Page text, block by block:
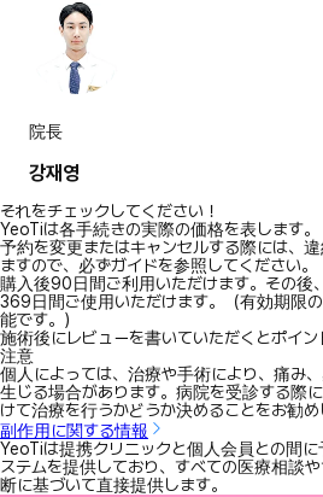
院長
강재영
それをチェックしてください！
YeoTiは各手続きの実際の価格を表します。
予約を変更またはキャンセルする際には、
ますので、必ずガイドを参照してください。
購入後90日間ご利用いただけます。その後
369日間ご使用いただけます。（有効期限
能です。）
施術後にレビューを書いていただくとポイン
注意
個人によっては、治療や手術により、痛み
生じる場合があります。病院を受診する際
けて治療を行うかどうか決めることをお勧め
副作用に関する情報
YeoTiは提携クリニックと個人会員との間
ステムを提供しており、すべての医療相談
断に基づいて直接提供します。